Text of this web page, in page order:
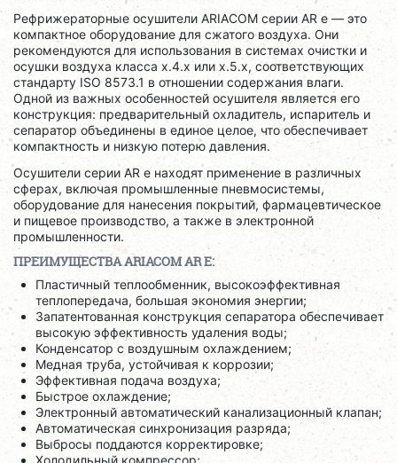
Рефрижераторные осушители ARIACOM серии AR e — это
компактное оборудование для сжатого воздуха. Они
рекомендуются для использования в системах очистки и
осушки воздуха класса x.4.x или x.5.x, соответствующих
стандарту ISO 8573.1 в отношении содержания влаги.
Одной из важных особенностей осушителя является его
конструкция: предварительный охладитель, испаритель и
сепаратор объединены в единое целое, что обеспечивает
компактность и низкую потерю давления.
Осушители серии AR e находят применение в различных
сферах, включая промышленные пневмосистемы,
оборудование для нанесения покрытий, фармацевтическое
и пищевое производство, а также в электронной
промышленности.
ПРЕИМУЩЕСТВА ARIACOM AR E:
Пластичный теплообменник, высокоэффективная
теплопередача, большая экономия энергии;
Запатентованная конструкция сепаратора обеспечивает
высокую эффективность удаления воды;
Конденсатор с воздушным охлаждением;
Медная труба, устойчивая к коррозии;
Эффективная подача воздуха;
Быстрое охлаждение;
Электронный автоматический канализационный клапан;
Автоматическая синхронизация разряда;
Выбросы поддаются корректировке;
Холодильный компрессор;